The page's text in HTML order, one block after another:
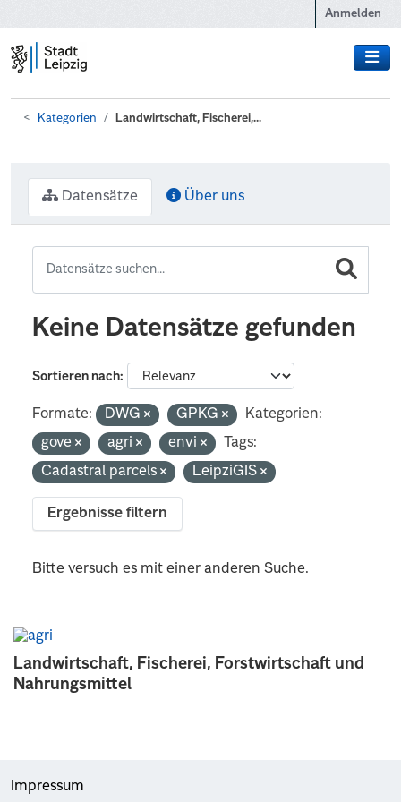
Anmelden
Kategorien Landwirtschaft, Fischerei,...
Landwirtschaft, Fischerei, Forstwirtschaft und
Nahrungsmittel
Datensätze Über uns
Keine Datensätze gefunden
Sortieren nach
Formate: DWG GPKG
Kategorien:
gove
agri envi
Tags:
Cadastral parcels
LeipziGIS
Ergebnisse filtern
Bitte versuch es mit einer anderen Suche.
Impressum